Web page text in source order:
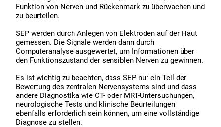
Funktion von Nerven und Rückenmark zu überwachen und
zu beurteilen.
SEP werden durch Anlegen von Elektroden auf der Haut
gemessen. Die Signale werden dann durch
Computeranalyse ausgewertet, um Informationen über
den Funktionszustand der sensiblen Nerven zu gewinnen.
Es ist wichtig zu beachten, dass SEP nur ein Teil der
Bewertung des zentralen Nervensystems sind und dass
andere Diagnostika wie CT- oder MRT-Untersuchungen,
neurologische Tests und klinische Beurteilungen
ebenfalls erforderlich sein können, um eine vollständige
Diagnose zu stellen.